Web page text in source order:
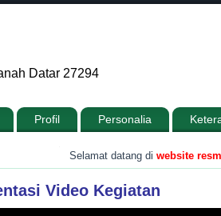
Datar 27294
Profil Personalia
Selamat datang diwebsite resmi
Video Kegiatan